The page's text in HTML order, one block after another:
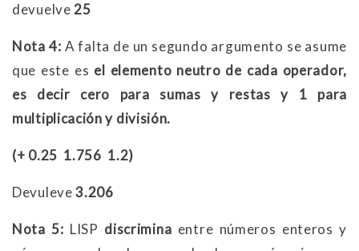
devuelve25
Nota 4: A falta de un segundo argumento se asume
que este es el elemento neutro de cada operador,
es decir cero para sumas y restas y 1 para
multiplicación y división.
(+ 0.25 1.756 1.2)
Devuleve3.206
Nota 5: LISP discrimina entre números enteros y